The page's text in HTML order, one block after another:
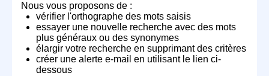
Nous vous proposons de :
vérifier l'orthographe des mots saisis
essayer une nouvelle recherche avec des mots
plus généraux ou des synonymes
élargir votre recherche en supprimant des critères
créer une alerte e-mail en utilisant le lien ci-
dessous